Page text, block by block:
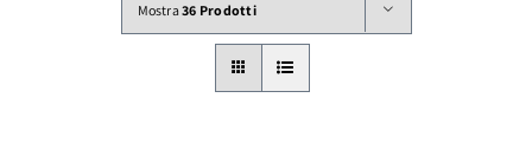
Mostra36 Prodotti